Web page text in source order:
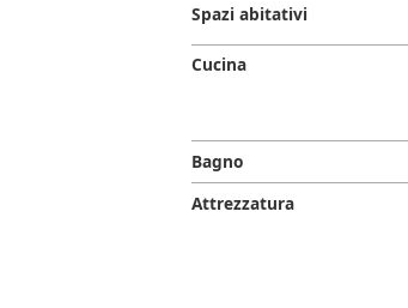
Spazi abitativi
Cucina
Bagno
Attrezzatura